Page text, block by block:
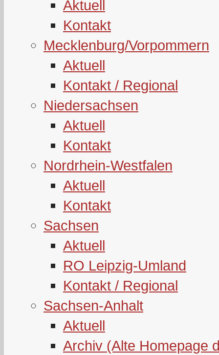
Aktuell
Kontakt
Mecklenburg/Vorpommern
Aktuell
Kontakt / Regional
Niedersachsen
Aktuell
Kontakt
Nordrhein-Westfalen
Aktuell
Kontakt
Sachsen
Aktuell
RO Leipzig-Umland
Kontakt / Regional
Sachsen-Anhalt
Aktuell
Archiv (Alte Homepage